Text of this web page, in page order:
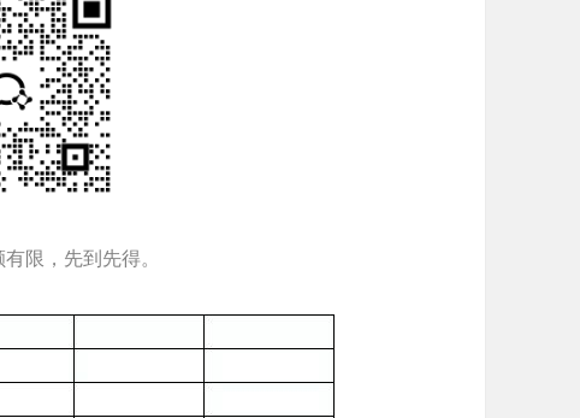
限，先到先得。